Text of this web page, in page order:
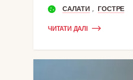
САЛАТИ , ГОСТРЕ
ЧИТАТИ ДАЛІ